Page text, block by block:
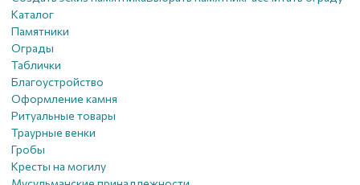
Каталог
Памятники
Ограды
Таблички
Благоустройствo
Оформление камня
Ритуальные товары
Траурные венки
Гробы
Кресты на могилу